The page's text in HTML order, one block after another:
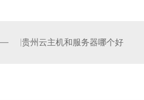
贵州云主机和服务器哪个好